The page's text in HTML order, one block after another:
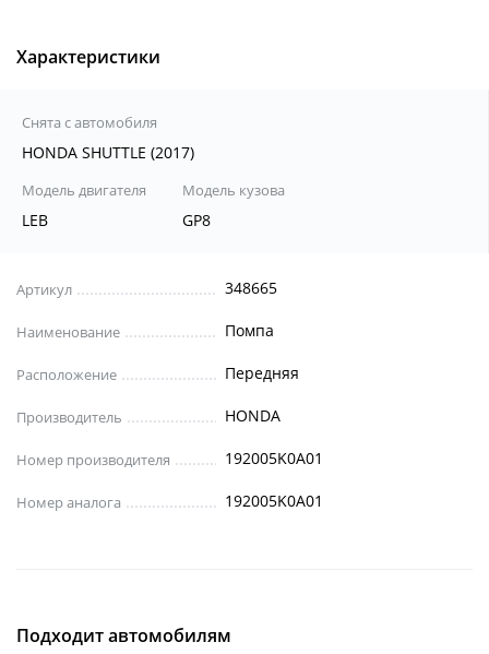
Характеристики
Снята с автомобиля
HONDA SHUTTLE (2017)
Модель двигателя
LEB
Модель кузова
GP8
Артикул 348665
Наименование Помпа
Расположение Передняя
Производитель HONDA
Номер производителя 192005K0A01
Номер аналога 192005K0A01
Подходит автомобилям